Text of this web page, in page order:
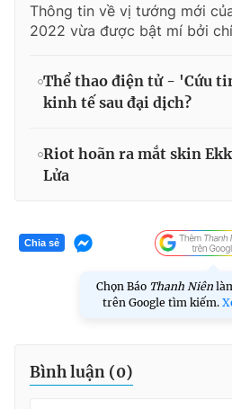
Thông tin về vị tướng mới
2022 vừa được bật mí bởi
Thể thao điện tử - 'Cứu
kinh tế sau đại dịch?
Riot hoãn ra mắt skin
Lửa
Chia sẻ
Chọn Báo Thanh Niên
trên Google tìm kiếm.
Bình luận (0)